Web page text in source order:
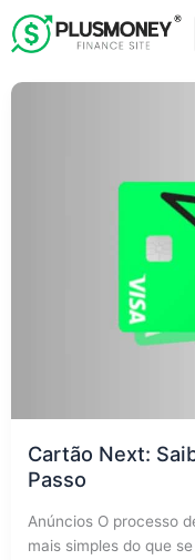
para
conteúdo
Cartão Next:
Passo
Anúncios O processo
mais simples do que